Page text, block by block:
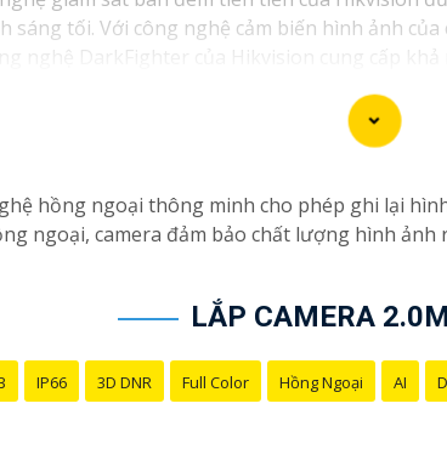
tối. Với công nghệ cảm biến hình ảnh
nghệ DarkFighter của Hikvision cung cấp
hồng ngoại thông minh cho phép ghi lại
ngoại, camera đảm bảo chất lượng hình
LẮP CAMERA
IP66 3D DNR Full Color Hồng Ngoại AI